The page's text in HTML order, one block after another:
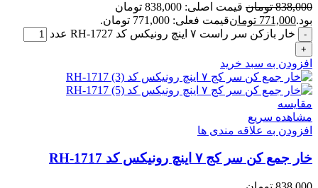
838,000 تومان
قیمت اصلی: 838,000 تومان
بود.771,000 تومانقیمت فعلی: 771,000 تومان.
خار بازکن سر راست ۷ اینچ رونیکس کد RH-1727 عدد
افزودن به سبد خرید
مقایسه
مشاهده سریع
افزودن به علاقه مندی ها
خار جمع کن سر کج ۷ اینچ رونیکس کد RH-1717